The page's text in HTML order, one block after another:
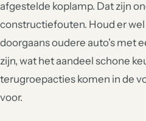
afgestelde koplamp. Dat zijn
constructiefouten. Houd er
doorgaans oudere auto's met
zijn, wat het aandeel schone
terugroepacties komen in de
voor.